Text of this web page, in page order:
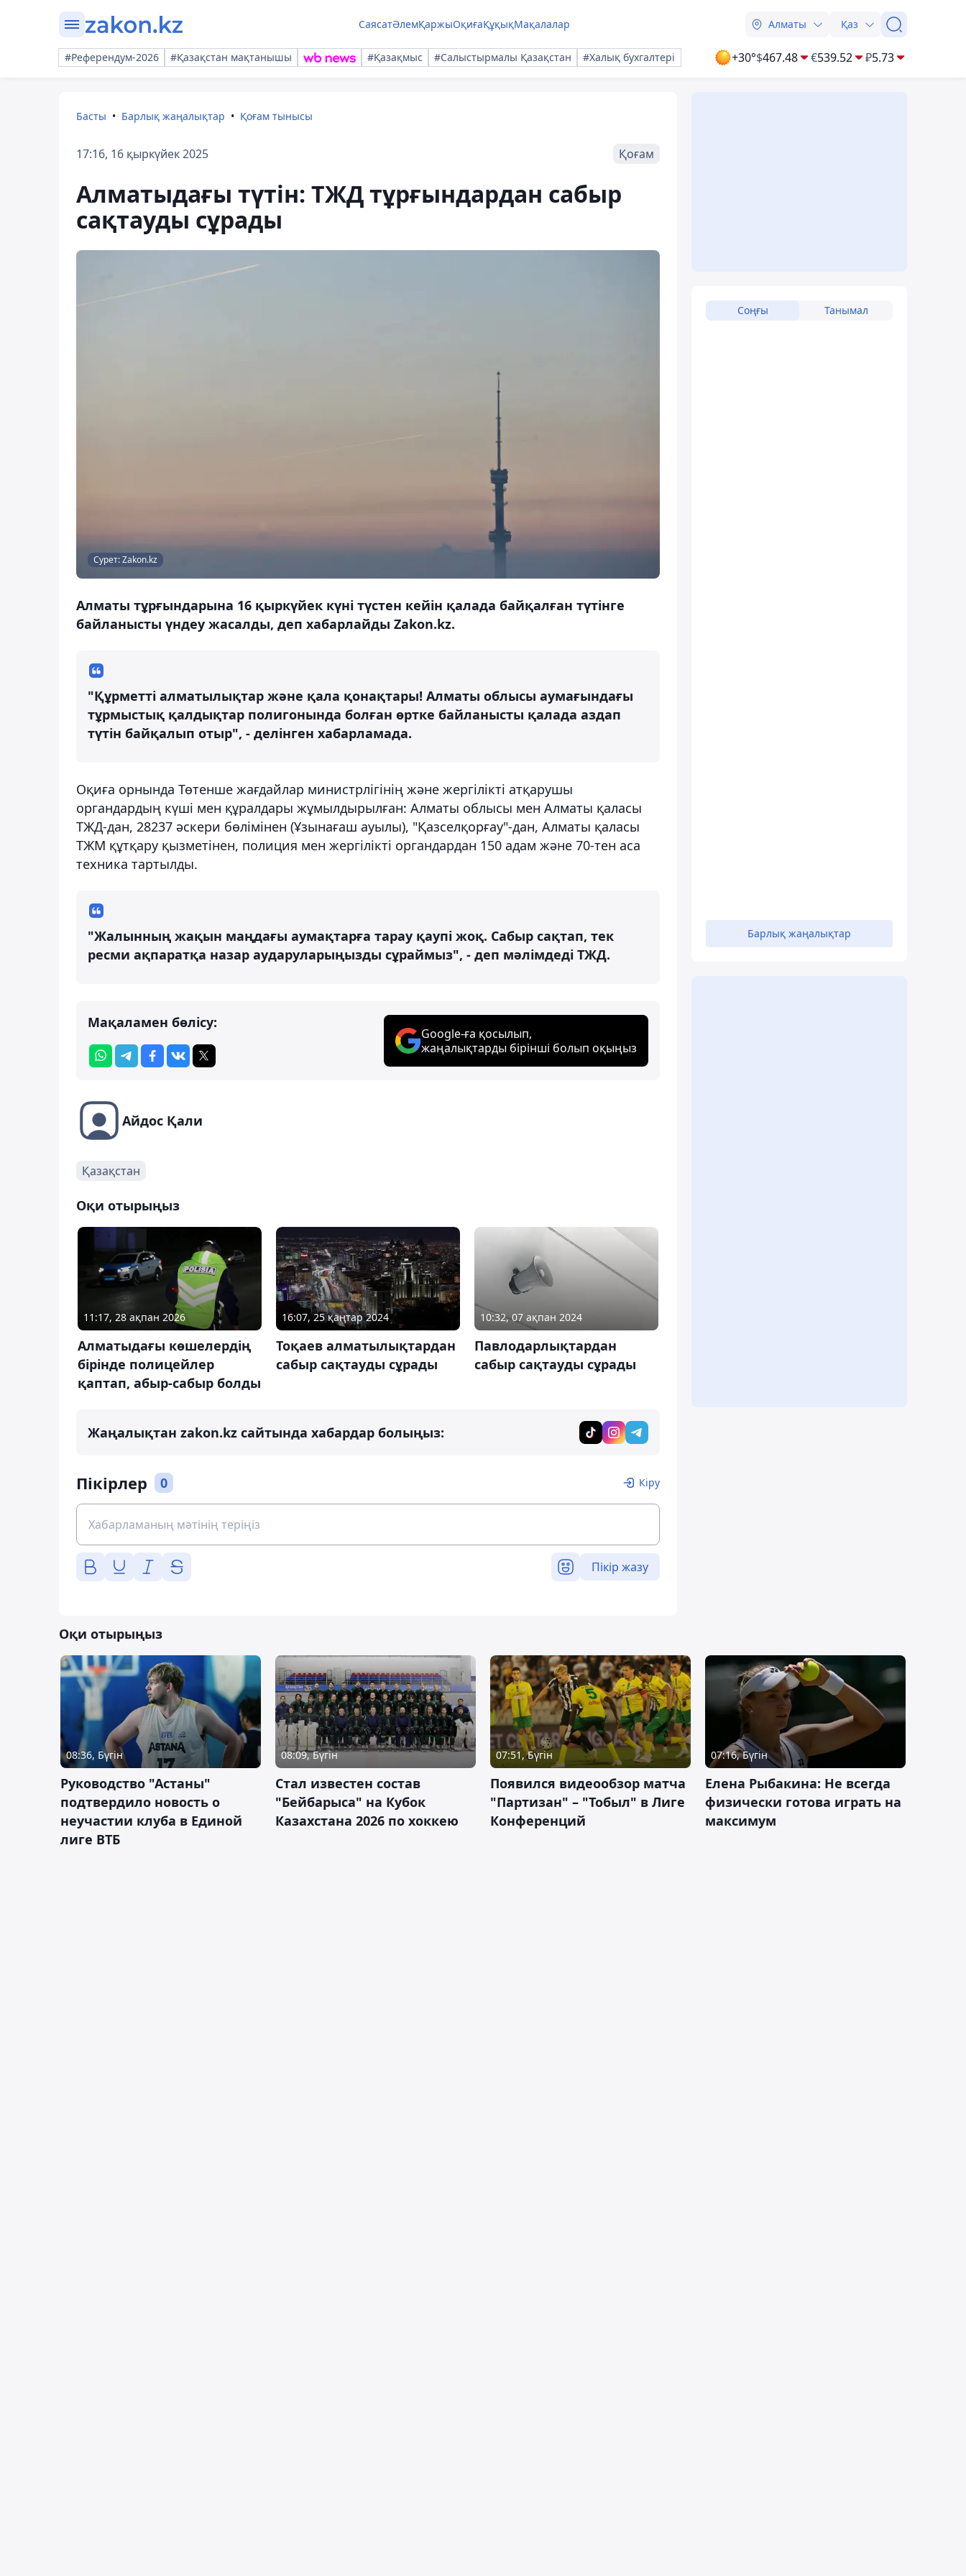
СаясатӘлемҚаржыОқиғаҚұқықМақалалар Алматы Қаз
#Референдум-2026 #Қазақстан мақтанышы #Қазақмыс #Салыстырмалы Қазақстан #Халық бухгалтері +30°$467.48 €539.52 ₽5.73
Басты Барлық жаңалықтар Қоғам тынысы
17:16, 16 қыркүйек 2025 Қоғам
Алматыдағы түтін: ТЖД тұрғындардан сабыр
сақтауды сұрады
Сурет: Zakon.kz
Алматы тұрғындарына 16 қыркүйек күні түстен кейін қалада байқалған түтінге
байланысты үндеу жасалды, деп хабарлайды Zakon.kz.
"Құрметті алматылықтар және қала қонақтары! Алматы облысы аумағындағы
тұрмыстық қалдықтар полигонында болған өртке байланысты қалада аздап
түтін байқалып отыр", - делінген хабарламада.
Оқиға орнында Төтенше жағдайлар министрлігінің және жергілікті атқарушы
органдардың күші мен құралдары жұмылдырылған: Алматы облысы мен Алматы қаласы
ТЖД-дан, 28237 әскери бөлімінен (Ұзынағаш ауылы), "Қазселқорғау"-дан, Алматы қаласы
ТЖМ құтқару қызметінен, полиция мен жергілікті органдардан 150 адам және 70-тен аса
техника тартылды.
"Жалынның жақын маңдағы аумақтарға тарау қаупі жоқ. Сабыр сақтап, тек
ресми ақпаратқа назар аударуларыңызды сұраймыз", - деп мәлімдеді ТЖД.
Мақаламен бөлісу:
Google-ға қосылып,
жаңалықтарды бірінші болып оқыңыз
Айдос Қали
Қазақстан
Оқи отырыңыз
11:17, 28 ақпан 2026
Алматыдағы көшелердің
бірінде полицейлер
қаптап, абыр-сабыр болды
16:07, 25 қаңтар 2024
Тоқаев алматылықтардан
сабыр сақтауды сұрады
10:32, 07 ақпан 2024
Павлодарлықтардан
сабыр сақтауды сұрады
Жаңалықтан zakon.kz сайтында хабардар болыңыз:
Пікірлер 0 Кіру
Пікір жазу
Соңғы Танымал
Барлық жаңалықтар
Оқи отырыңыз
08:36, Бүгін
Руководство "Астаны"
подтвердило новость о
неучастии клуба в Единой
лиге ВТБ
08:09, Бүгін
Стал известен состав
"Бейбарыса" на Кубок
Казахстана 2026 по хоккею
07:51, Бүгін
Появился видеообзор матча
"Партизан" – "Тобыл" в Лиге
Конференций
07:16, Бүгін
Елена Рыбакина: Не всегда
физически готова играть на
максимум